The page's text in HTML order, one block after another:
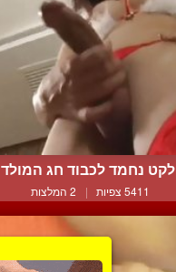
לקט נחמד לכבוד חג המולד
5411 צפיות | 2 המלצות